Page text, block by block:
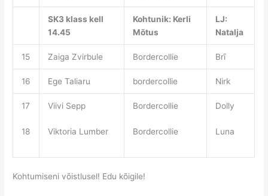
SK3 klass kell
14.45
Kohtunik: Kerli
Mõtus
LJ:
Natalja
15 Zaiga Zvirbule Bordercollie Brī
16 Ege Taliaru bordercollie Nirk
17
18
Viivi Sepp
Viktoria Lumber
Bordercollie
Bordercollie
Dolly
Luna
Kohtumiseni võistlusel! Edu kõigile!